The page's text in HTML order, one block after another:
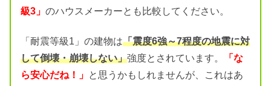
級3」 のハウスメーカーとも比較してください。
「耐震等級1」の建物は「震度6強～7程度の地震に対
して倒壊・崩壊しない」強度とされています。
「な
ら安心だね！」 と思うかもしれませんが、これはあ